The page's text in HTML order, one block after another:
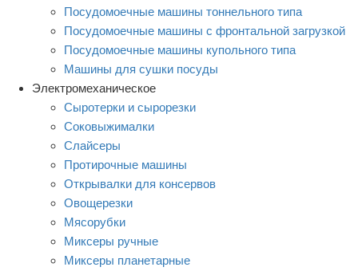
Посудомоечные машины тоннельного типа
Посудомоечные машины с фронтальной загрузкой
Посудомоечные машины купольного типа
Машины для сушки посуды
Электромеханическое
Сыротерки и сырорезки
Соковыжималки
Слайсеры
Протирочные машины
Открывалки для консервов
Овощерезки
Мясорубки
Миксеры ручные
Миксеры планетарные